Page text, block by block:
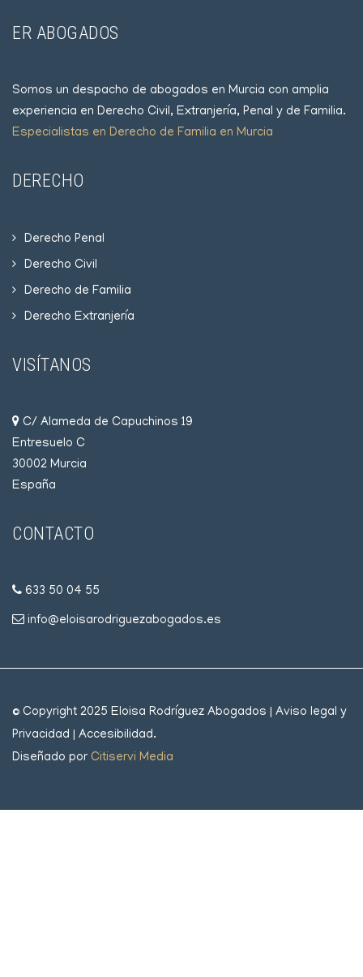
ER ABOGADOS
Somos un despacho de abogados en Murcia con amplia
experiencia en Derecho Civil, Extranjería, Penal y de Familia.
Especialistas en Derecho de Familia en Murcia
DERECHO
Derecho Penal
Derecho Civil
Derecho de Familia
Derecho Extranjería
VISÍTANOS
C/ Alameda de Capuchinos 19
Entresuelo C
30002 Murcia
España
CONTACTO
633 50 04 55
info@eloisarodriguezabogados.es
© Copyright 2025 Eloisa Rodríguez Abogados | Aviso legal y
Privacidad
Accesibilidad.
Diseñado por Citiservi Media